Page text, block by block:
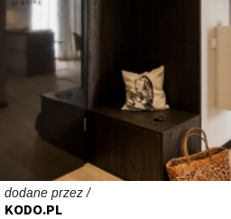
dodane przez /
KODO.PL